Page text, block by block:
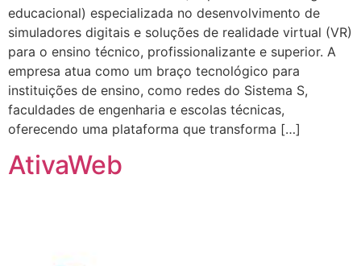
educacional) especializada no desenvolvimento de
simuladores digitais e soluções de realidade virtual (VR)
para o ensino técnico, profissionalizante e superior. A
empresa atua como um braço tecnológico para
instituições de ensino, como redes do Sistema S,
faculdades de engenharia e escolas técnicas,
oferecendo uma plataforma que transforma […]
AtivaWeb